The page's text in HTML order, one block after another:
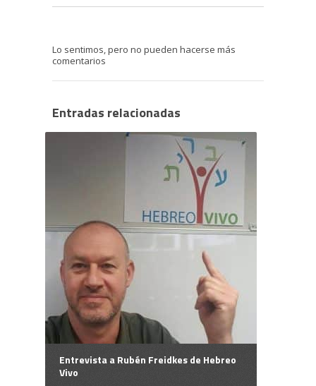
Lo sentimos, pero no pueden hacerse más
comentarios
Entradas relacionadas
Entrevista a Rubén Freidkes de Hebreo
Vivo